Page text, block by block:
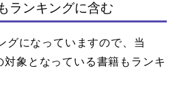
ランキングに含む
グになっていますので、当
象となっている書籍もランキ